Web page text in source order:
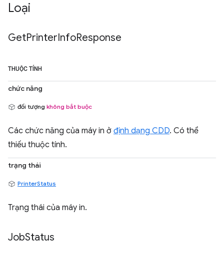
Loại
GetPrinterInfoResponse
THUỘC TÍNH
chức năng
đối tượng không bắt buộc
Các chức năng của máy in ở định dạng CDD. Có thể
thiếu thuộc tính.
trạng thái
PrinterStatus
Trạng thái của máy in.
JobStatus